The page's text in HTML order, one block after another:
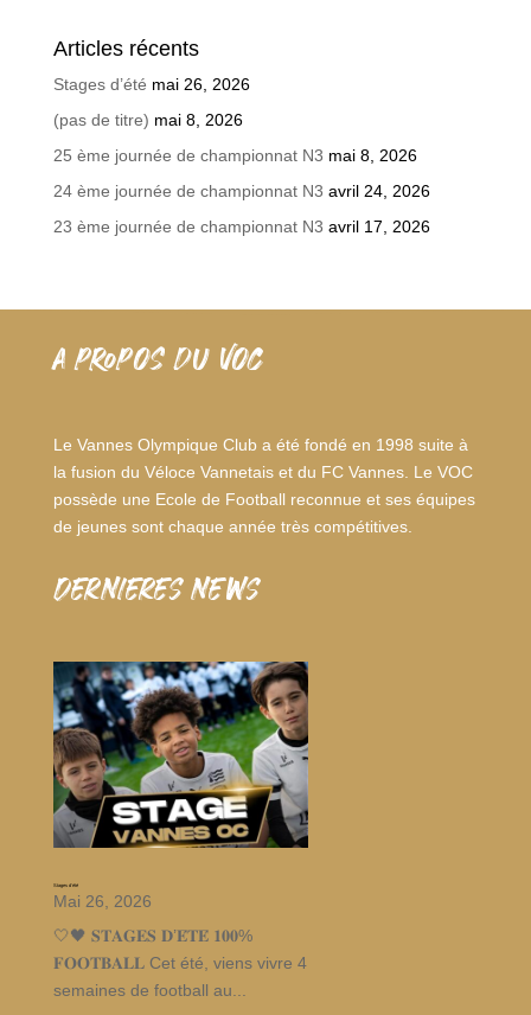
Articles récents
Stages d’été mai 26, 2026
(pas de titre) mai 8, 2026
25 ème journée de championnat N3 mai 8, 2026
24 ème journée de championnat N3 avril 24, 2026
23 ème journée de championnat N3 avril 17, 2026
A PROPOS DU VOC
Le Vannes Olympique Club a été fondé en 1998 suite à
la fusion du Véloce Vannetais et du FC Vannes. Le VOC
possède une Ecole de Football reconnue et ses équipes
de jeunes sont chaque année très compétitives.
dernieres news
Stages d’été
Mai 26, 2026
🤍🖤 𝐒𝐓𝐀𝐆𝐄𝐒 𝐃’𝐄́𝐓𝐄́ 𝟏𝟎𝟎%
𝐅𝐎𝐎𝐓𝐁𝐀𝐋𝐋 Cet été, viens vivre 4
semaines de football au...